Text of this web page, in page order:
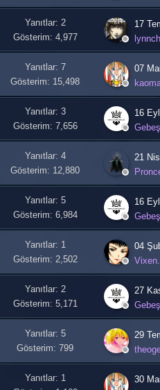
Yanıtlar: 2
Gösterim: 4,977
17
Yanıtlar: 7
Gösterim: 15,498
07
Yanıtlar: 3
Gösterim: 7,656
16
Yanıtlar: 4
Gösterim: 12,880
21
Yanıtlar: 5
Gösterim: 6,984
16
Yanıtlar: 1
Gösterim: 2,502
04
Yanıtlar: 2
Gösterim: 5,171
27
Yanıtlar: 5
Gösterim: 799
29
Yanıtlar: 1
30